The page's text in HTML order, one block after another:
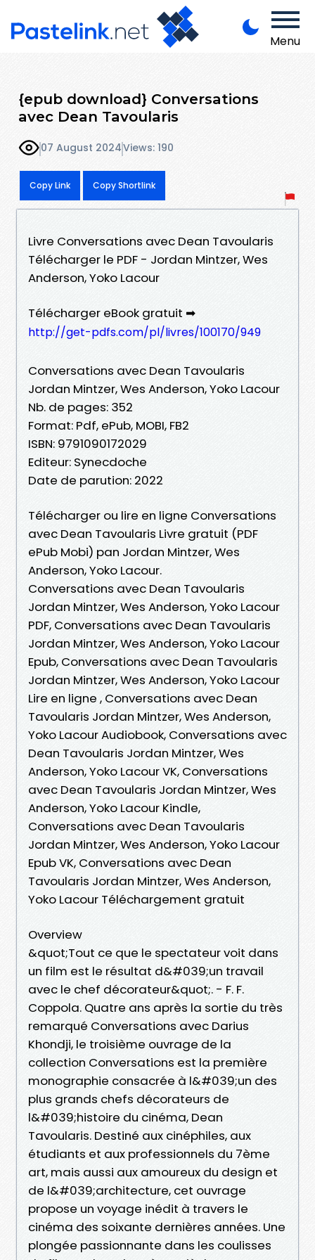
Menu
{epub download} Conversations
avec Dean Tavoularis
07 August 2024Views: 190
Copy Link Copy Shortlink
Livre Conversations avec Dean Tavoularis
Télécharger le PDF - Jordan Mintzer, Wes
Anderson, Yoko Lacour
Télécharger eBook gratuit ➡
http://get-pdfs.com/pl/livres/100170/949
Conversations avec Dean Tavoularis
Jordan Mintzer, Wes Anderson, Yoko Lacour
Nb. de pages: 352
Format: Pdf, ePub, MOBI, FB2
ISBN: 9791090172029
Editeur: Synecdoche
Date de parution: 2022
Télécharger ou lire en ligne Conversations
avec Dean Tavoularis Livre gratuit (PDF
ePub Mobi) pan Jordan Mintzer, Wes
Anderson, Yoko Lacour.
Conversations avec Dean Tavoularis
Jordan Mintzer, Wes Anderson, Yoko Lacour
PDF, Conversations avec Dean Tavoularis
Jordan Mintzer, Wes Anderson, Yoko Lacour
Epub, Conversations avec Dean Tavoularis
Jordan Mintzer, Wes Anderson, Yoko Lacour
Lire en ligne , Conversations avec Dean
Tavoularis Jordan Mintzer, Wes Anderson,
Yoko Lacour Audiobook, Conversations avec
Dean Tavoularis Jordan Mintzer, Wes
Anderson, Yoko Lacour VK, Conversations
avec Dean Tavoularis Jordan Mintzer, Wes
Anderson, Yoko Lacour Kindle,
Conversations avec Dean Tavoularis
Jordan Mintzer, Wes Anderson, Yoko Lacour
Epub VK, Conversations avec Dean
Tavoularis Jordan Mintzer, Wes Anderson,
Yoko Lacour Téléchargement gratuit
Overview
&quot;Tout ce que le spectateur voit dans
un film est le résultat d&#039;un travail
avec le chef décorateur&quot;. - F. F.
Coppola. Quatre ans après la sortie du très
remarqué Conversations avec Darius
Khondji, le troisième ouvrage de la
collection Conversations est la première
monographie consacrée à l&#039;un des
plus grands chefs décorateurs de
l&#039;histoire du cinéma, Dean
Tavoularis. Destiné aux cinéphiles, aux
étudiants et aux professionnels du 7ème
art, mais aussi aux amoureux du design et
de l&#039;architecture, cet ouvrage
propose un voyage inédit à travers le
cinéma des soixante dernières années. Une
plongée passionnante dans les coulisses